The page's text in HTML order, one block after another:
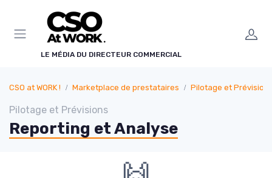
LE MÉDIA DU DIRECTEUR COMMERCIAL
CSO at WORK ! Marketplace de prestataires Pilotage et
Pilotage et Prévisions
Reporting et Analyse